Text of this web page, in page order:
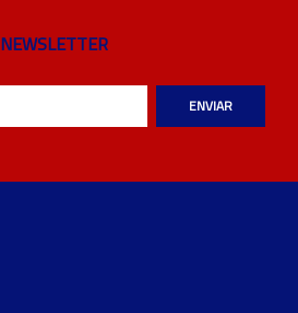
NEWSLETTER
ENVIAR